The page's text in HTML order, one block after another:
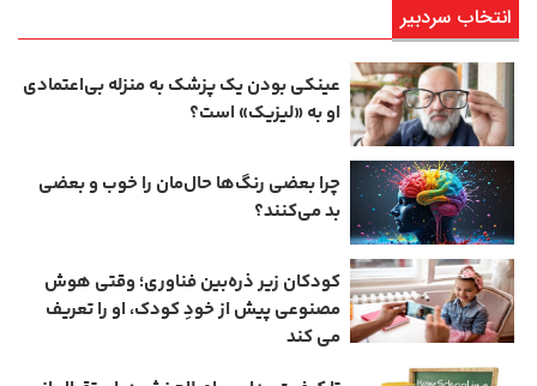
انتخاب سردبیر
عینکی‌ بودن یک پزشک به منزله بی‌اعتمادی
او به «لیزیک» است؟
چرا بعضی رنگ‌ها حال‌مان را خوب و بعضی
بد می‌کنند؟
کودکان زیر ذره‌بین فناوری؛ وقتی هوش
مصنوعی پیش از خودِ کودک، او را تعریف
می ‌کند